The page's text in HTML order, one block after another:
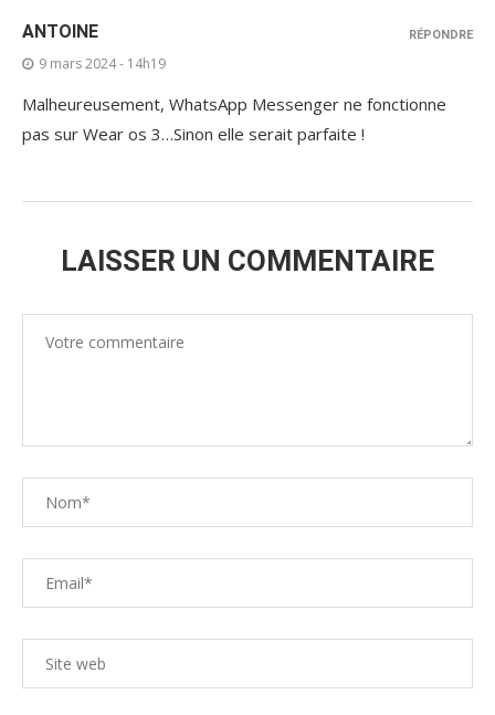
ANTOINE
9 mars 2024 - 14h19
Malheureusement, WhatsApp Messenger ne fonctionne
pas sur Wear os 3…Sinon elle serait parfaite !
RÉPONDRE
LAISSER UN COMMENTAIRE